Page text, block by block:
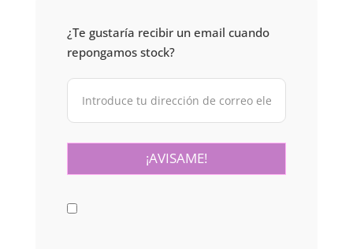
¿Te gustaría recibir un email cuando
repongamos stock?